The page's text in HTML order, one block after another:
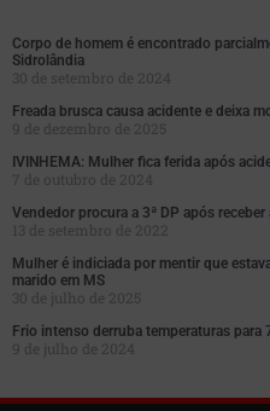
Corpo de homem é encontrado
Sidrolândia
30 de setembro de 2024
Freada brusca causa acidente e deixa
9 de dezembro de 2025
IVINHEMA: Mulher fica ferida após
7 de outubro de 2024
Vendedor procura a 3ª DP após
13 de setembro de 2022
Mulher é indiciada por mentir que
marido em MS
30 de julho de 2025
Frio intenso derruba temperaturas para
9 de julho de 2024